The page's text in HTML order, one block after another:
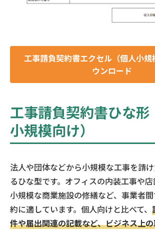
工事請負契約書エクセル（個人小規
ウンロード
工事請負契約書ひな形
小規模向け）
法人や団体などから小規模な工事を請
るひな型です。オフィスの内装工事や店
小規模な商業施設の修繕など、事業者
約に適しています。個人向けと比べて、
件や届出関連の記載など、ビジネス上